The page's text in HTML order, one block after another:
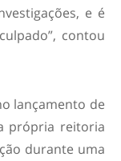
e é
contou
lançamento de
própria reitoria
durante uma